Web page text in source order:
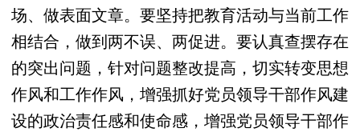
场、做表面文章。要坚持把教育活动与当前工作
相结合，做到两不误、两促进。要认真查摆存在
的突出问题，针对问题整改提高，切实转变思想
作风和工作作风，增强抓好党员领导干部作风建
设的政治责任感和使命感，增强党员领导干部作